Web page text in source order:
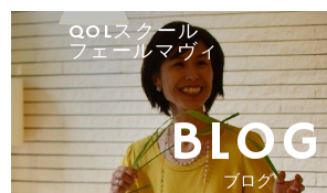
QOLスクール
フェールマヴィ
BLOG
ブログ